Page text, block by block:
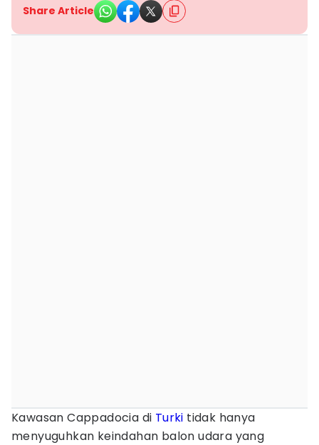
Share Article
Kawasan Cappadocia di Turki tidak hanya
menyuguhkan keindahan balon udara yang